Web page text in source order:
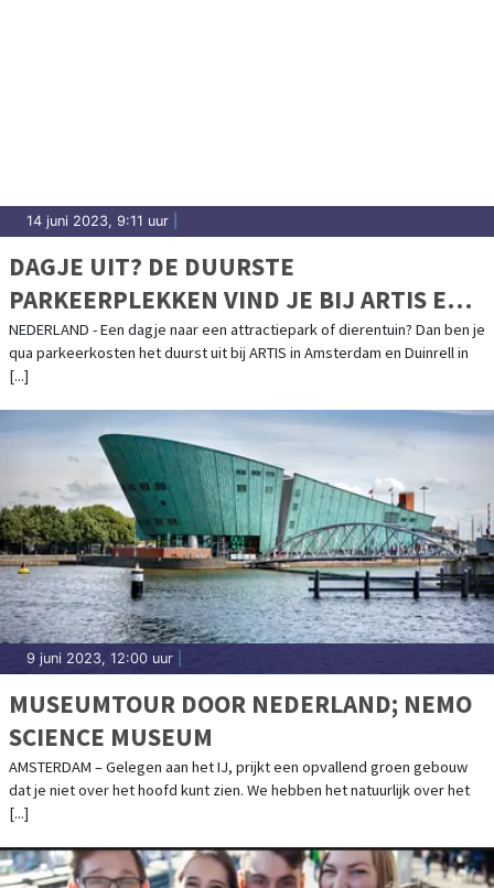
14 juni 2023, 9:11 uur
DAGJE UIT? DE DUURSTE
PARKEERPLEKKEN VIND JE BIJ ARTIS EN
DUINRELL
NEDERLAND - Een dagje naar een attractiepark of dierentuin? Dan ben je
qua parkeerkosten het duurst uit bij ARTIS in Amsterdam en Duinrell in
[...]
9 juni 2023, 12:00 uur
MUSEUMTOUR DOOR NEDERLAND; NEMO
SCIENCE MUSEUM
AMSTERDAM – Gelegen aan het IJ, prijkt een opvallend groen gebouw
dat je niet over het hoofd kunt zien. We hebben het natuurlijk over het
[...]